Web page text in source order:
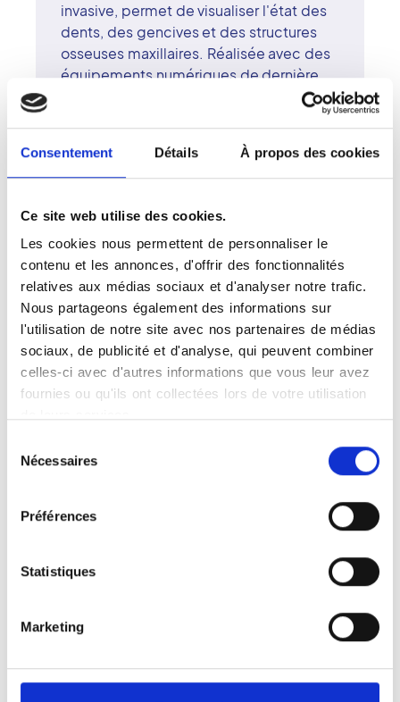
Consentement Détails À propos des cookies
Ce site web utilise des cookies.
Les cookies nous permettent de personnaliser le
contenu et les annonces, d'offrir des fonctionnalités
relatives aux médias sociaux et d'analyser notre trafic.
Nous partageons également des informations sur
l'utilisation de notre site avec nos partenaires de médias
sociaux, de publicité et d'analyse, qui peuvent combiner
celles-ci avec d'autres informations que vous leur avez
fournies ou qu'ils ont collectées lors de votre utilisation
Nécessaires
Préférences
Statistiques
Marketing
invasive, permet de visualiser l'état des
dents, des gencives et des structures
osseuses maxillaires. Réalisée avec des
équipements numériques de dernière
génération, elle offre une image d'une
du centre de Pont-à-Mousson
collaborent étroitement avec les
diagnostic fiable et complet. Le réseau
Vidi met la qualité scientifique et la
bienveillance au cour de sa démarche. À
Pont-à-Mousson, chaque examen est
conduit avec professionnalisme et
attention.
Mousson
technique d'imagerie indispensable
elle fournit des images de haute
dents, les racines et l'os environnant.
L'examen est indolore et ne nécessite
radiologues interprètent les clichés pour